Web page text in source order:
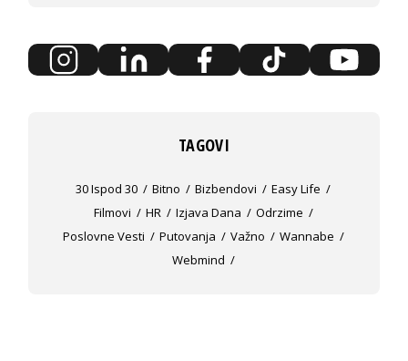
TAGOVI
30 Ispod 30 Bitno Bizbendovi
Easy Life
Filmovi
HR Izjava Dana
Odrzime
Poslovne Vesti
Putovanja Važno
Wannabe
Webmind